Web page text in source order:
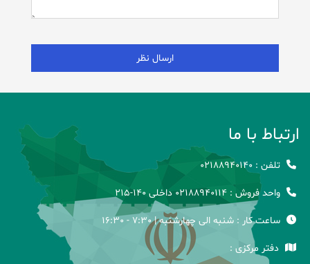
ارسال نظر
ارتباط با ما
تلفن : ۰۲۱۸۸۹۴۰۱۴۰
واحد فروش : ۰۲۱۸۸۹۴۰۱14 داخلی 140-215
ساعت کار : شنبه الی چهارشنبه | 7:30 - 16:30
دفتر مرکزی :